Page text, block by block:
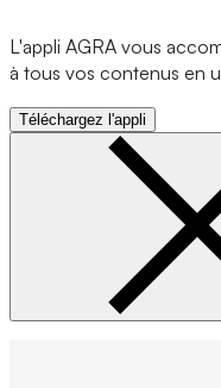
L'appli AGRA vous
à tous vos contenus en
Téléchargez l'appli